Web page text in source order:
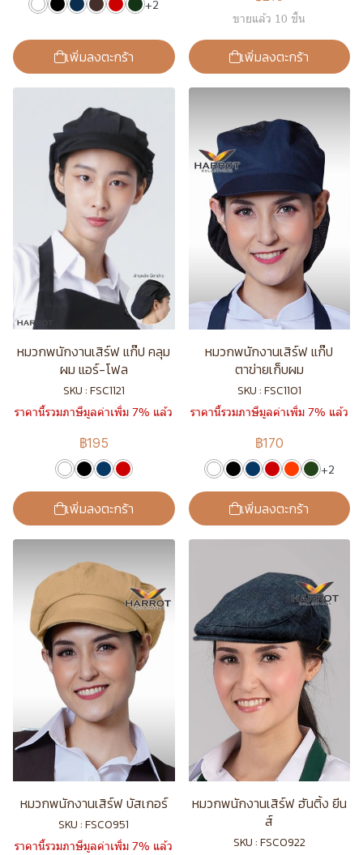
+2
เพิ่มลงตะกร้า
ขายแล้ว 10 ชิ้น
เพิ่มลงตะกร้า
หมวกพนักงานเสิร์ฟ แก๊ป คลุม
ผม แอร์-โฟล
SKU : FSC1121
ราคานี้รวมภาษีมูลค่าเพิ่ม 7% แล้ว
฿195
เพิ่มลงตะกร้า
หมวกพนักงานเสิร์ฟ แก๊ป
ตาข่ายเก็บผม
SKU : FSC1101
ราคานี้รวมภาษีมูลค่าเพิ่ม 7% แล้ว
฿170
+2
เพิ่มลงตะกร้า
หมวกพนักงานเสิร์ฟ บัสเกอร์
SKU : FSC0951
ราคานี้รวมภาษีมูลค่าเพิ่ม 7% แล้ว
หมวกพนักงานเสิร์ฟ ฮันติ้ง ยีน
ส์
SKU : FSC0922